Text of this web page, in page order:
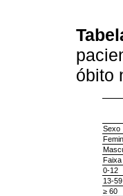
óbito
Sexo
Faixa
0-12
13-59
≥ 60